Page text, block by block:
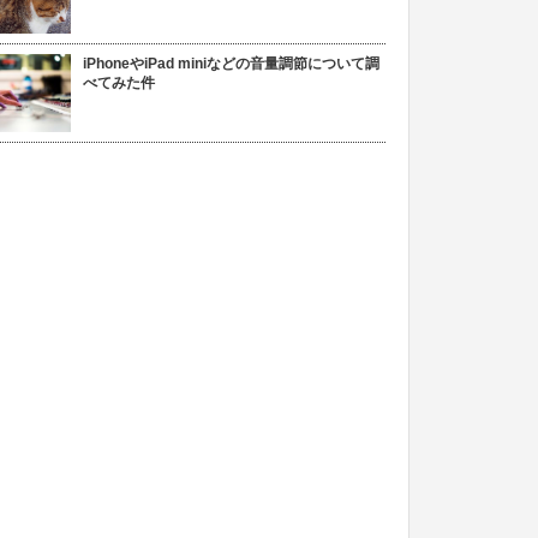
iPhoneやiPad miniなどの音量調節について調
べてみた件